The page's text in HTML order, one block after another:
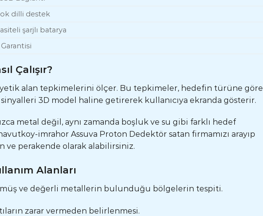
dilli destek
şarjlı batarya
Garantisi
Çalışır?
alan tepkimelerini ölçer. Bu tepkimeler, hedefin türüne göre
3D model haline getirerek kullanıcıya ekranda gösterir.
metal değil, aynı zamanda boşluk ve su gibi farklı hedef
imrahor Assuva Proton Dedektör satan firmamızı arayıp
ve perakende olarak alabilirsiniz.
Alanları
ve değerli metallerin bulunduğu bölgelerin tespiti.
zarar vermeden belirlenmesi.